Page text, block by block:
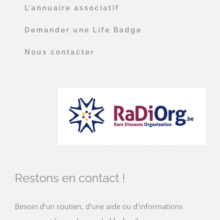
L’annuaire associatif
Demander une Life Badge
Nous contacter
Restons en contact !
Besoin d’un soutien, d’une aide ou d’informations